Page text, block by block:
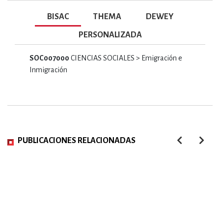
BISAC THEMA DEWEY
PERSONALIZADA
SOC007000 CIENCIAS SOCIALES > Emigración e
Inmigración
PUBLICACIONES RELACIONADAS